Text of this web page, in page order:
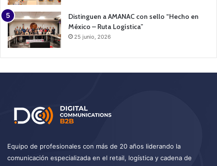
Distinguen a AMANAC con sello “Hecho en
México – Ruta Logística”
25 junio, 2026
Equipo de profesionales con más de 20 años liderando la
comunicación especializada en el retail, logística y cadena de